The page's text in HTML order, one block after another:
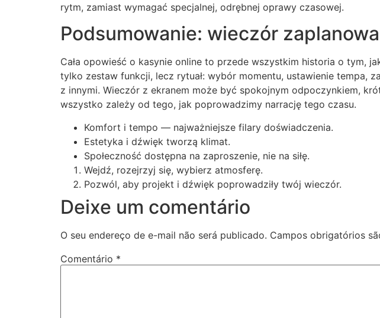
rytm, zamiast wymagać specjalnej, odrębnej oprawy czasowej.
Podsumowanie: wieczór
Cała opowieść o kasynie online to przede wszystkim historia o tym,
tylko zestaw funkcji, lecz rytuał: wybór momentu, ustawienie
z innymi. Wieczór z ekranem może być spokojnym odpoczynkiem,
wszystko zależy od tego, jak poprowadzimy narrację tego czasu.
Komfort i tempo — najważniejsze filary doświadczenia.
Estetyka i dźwięk tworzą klimat.
Społeczność dostępna na zaproszenie, nie na siłę.
Wejdź, rozejrzyj się, wybierz atmosferę.
Pozwól, aby projekt i dźwięk poprowadziły twój wieczór.
Deixe um comentário
O seu endereço de e-mail não será publicado. Campos obrigatórios
Comentário *